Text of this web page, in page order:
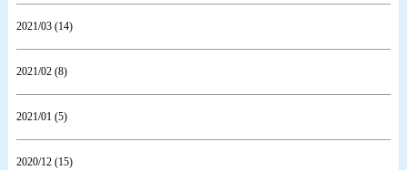
2021/03 (14)
2021/02 (8)
2021/01 (5)
2020/12 (15)